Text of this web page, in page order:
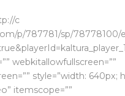
c
p/787781/sp/78778100/
webkitallowfullscreen=””
style=”width: 640px;
itemscope=””